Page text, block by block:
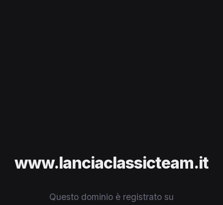
www.lanciaclassicteam.it
Questo dominio è registrato su